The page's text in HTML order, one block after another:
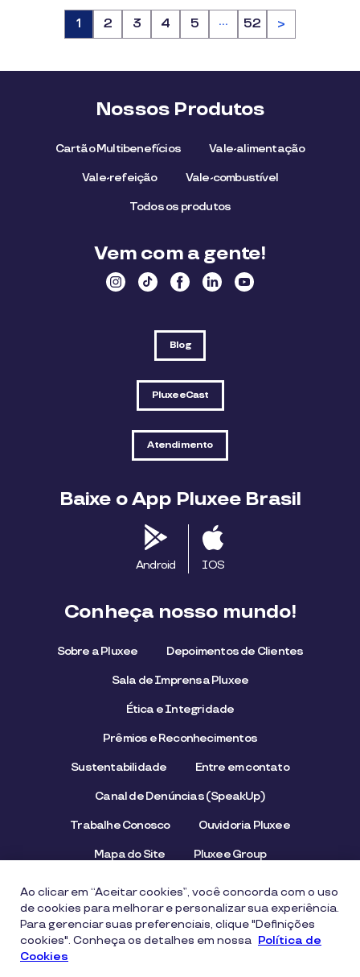
Página
1 Página
2 Página
3 Página
4 Página
5 … Página
52 >
Nossos Produtos
Cartão Multibenefícios Vale-alimentação
Vale-refeição Vale-combustível
Todos os produtos
Vem com a gente!
Blog
PluxeeCast
Atendimento
Baixe o App Pluxee Brasil
Android IOS
Conheça nosso mundo!
Sobre a Pluxee Depoimentos de Clientes
Sala de Imprensa Pluxee
Ética e Integridade
Prêmios e Reconhecimentos
Sustentabilidade Entre em contato
Canal de Denúncias (SpeakUp)
Trabalhe Conosco Ouvidoria Pluxee
Mapa do Site Pluxee Group
Aviso de Privacidade Termos de uso
Ao clicar em “Aceitar cookies”, você concorda com o uso
de cookies para melhorar e personalizar sua experiência.
Para gerenciar suas preferenciais, clique "Definições
cookies". Conheça os detalhes em nossa Política de
Cookies